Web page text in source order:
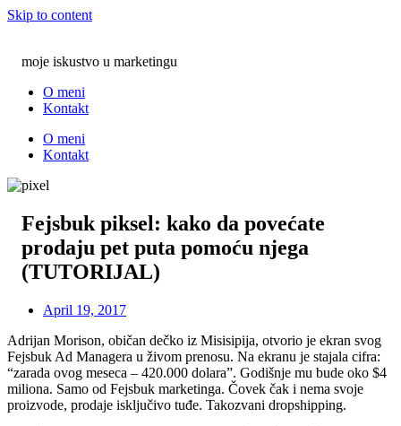
Skip to content
moje iskustvo u marketingu
O meni
Kontakt
O meni
Kontakt
Fejsbuk piksel: kako da povećate
prodaju pet puta pomoću njega
(TUTORIJAL)
April 19, 2017
Adrijan Morison, običan dečko iz Misisipija, otvorio je ekran svog
Fejsbuk Ad Managera u živom prenosu. Na ekranu je stajala cifra:
“zarada ovog meseca – 420.000 dolara”. Godišnje mu bude oko $4
miliona. Samo od Fejsbuk marketinga. Čovek čak i nema svoje
proizvode, prodaje isključivo tuđe. Takozvani dropshipping.